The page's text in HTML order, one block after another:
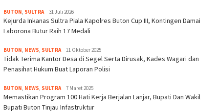
BUTON, SULTRA 31 Juli 2026
Kejurda Inkanas Sultra Piala Kapolres Buton Cup III, Kontingen Damai
Laborona Butur Raih 17 Medali
BUTON, NEWS, SULTRA 11 Oktober 2025
Tidak Terima Kantor Desa di Segel Serta Dirusak, Kades Wagari dan
Penasihat Hukum Buat Laporan Polisi
BUTON, NEWS, SULTRA 7 Maret 2025
Memastikan Program 100 Hati Kerja Berjalan Lanjar, Bupati Dan Wakil
Bupati Buton Tinjau Infastruktur